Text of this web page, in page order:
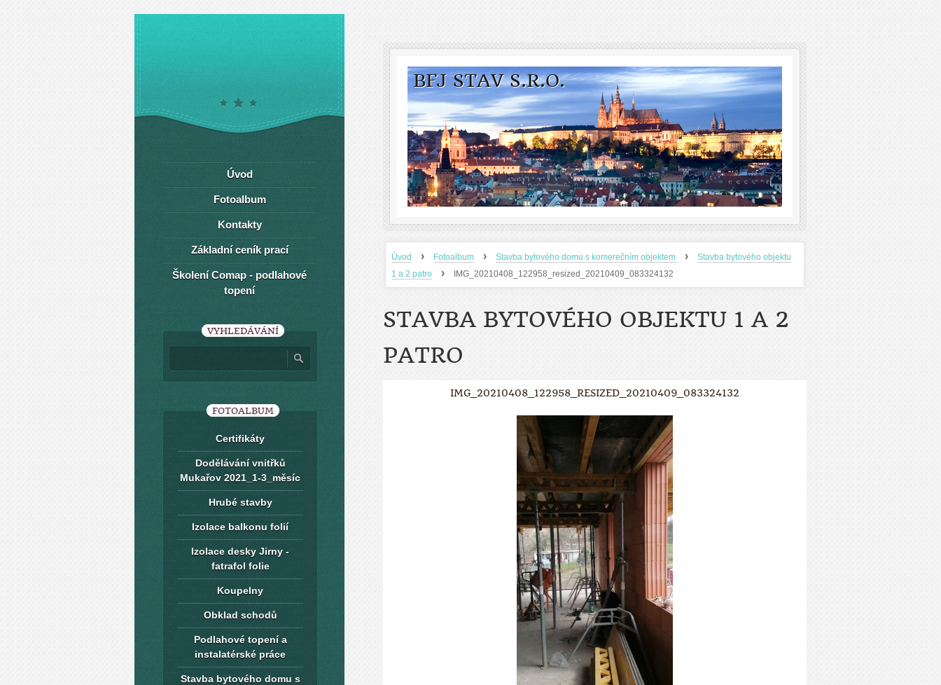
BFJ STAV S.R.O.
Úvod › Fotoalbum › Stavba bytového domu s komerečním objektem ›
Stavba bytového objektu
1 a 2 patro
› IMG_20210408_122958_resized_20210409_083324132
STAVBA BYTOVÉHO OBJEKTU 1 A 2
PATRO
IMG_20210408_122958_RESIZED_20210409_083324132
Úvod
Fotoalbum
Kontakty
Základní ceník prací
Školení Comap - podlahové
topení
VYHLEDÁVÁNÍ
FOTOALBUM
Certifikáty
Dodělávání vnitřků
Mukařov 2021_1-3_měsíc
Hrubé stavby
Izolace balkonu folií
Izolace desky Jirny -
fatrafol folie
Koupelny
Obklad schodů
Podlahové topení a
instalatérské práce
Stavba bytového domu s